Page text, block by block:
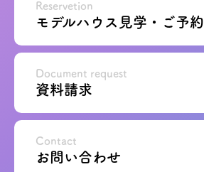
モデルハウス見学・ご予約
Reservetion
資料請求
Document request
お問い合わせ
Contact